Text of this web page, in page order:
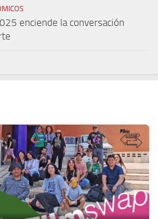
enciende la conversación